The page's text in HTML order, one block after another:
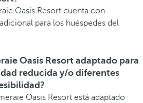
Oasis Resort cuenta con
para los huéspedes del
Oasis Resort adaptado para
reducida y/o diferentes
Oasis Resort está adaptado